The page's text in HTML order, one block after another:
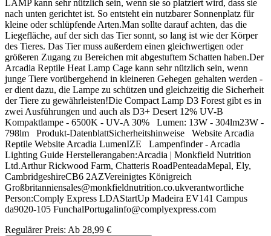
LAMP kann sehr nützlich sein, wenn sie so platziert wird, dass sie
nach unten gerichtet ist. So entsteht ein nutzbarer Sonnenplatz für
kleine oder schlüpfende Arten.Man sollte darauf achten, das die
Liegefläche, auf der sich das Tier sonnt, so lang ist wie der Körper
des Tieres. Das Tier muss außerdem einen gleichwertigen oder
größeren Zugang zu Bereichen mit abgestuftem Schatten haben.Der
Arcadia Reptile Heat Lamp Cage kann sehr nützlich sein, wenn
junge Tiere vorübergehend in kleineren Gehegen gehalten werden -
er dient dazu, die Lampe zu schützen und gleichzeitig die Sicherheit
der Tiere zu gewährleisten!Die Compact Lamp D3 Forest gibt es in
zwei Ausführungen und auch als D3+ Desert 12% UV-B
Kompaktlampe - 6500K - UV-A 30% Lumen: 13W - 304lm23W -
798lm Produkt-DatenblattSicherheitshinweise Website Arcadia
Reptile Website Arcadia LumenIZE Lampenfinder - Arcadia
Lighting Guide Herstellerangaben:Arcadia | Monkfield Nutrition
Ltd.Arthur Rickwood Farm, Chatteris RoadPenteadaMepal, Ely,
CambridgeshireCB6 2AZVereinigtes Königreich
Großbritanniensales@monkfieldnutrition.co.ukverantwortliche
Person:Comply Express LDAStartUp Madeira EV141 Campus
da9020-105 FunchalPortugalinfo@complyexpress.com
Regulärer Preis: Ab 28,99 €